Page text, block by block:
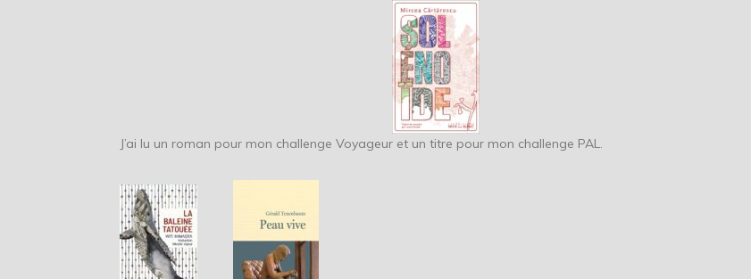
J’ai lu un roman pour mon challenge Voyageur et un titre pour mon challenge PAL.